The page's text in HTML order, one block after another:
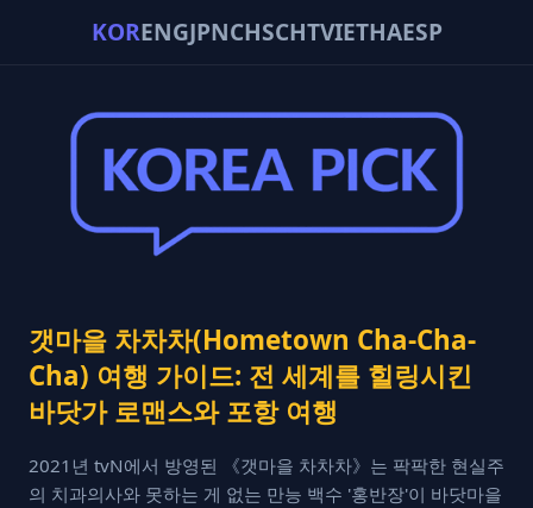
KORENGJPNCHSCHTVIETHAESP
갯마을 차차차(Hometown Cha-Cha-
Cha) 여행 가이드: 전 세계를 힐링시킨
바닷가 로맨스와 포항 여행
2021년 tvN에서 방영된 《갯마을 차차차》는 팍팍한 현실주
의 치과의사와 못하는 게 없는 만능 백수 '홍반장'이 바닷마을